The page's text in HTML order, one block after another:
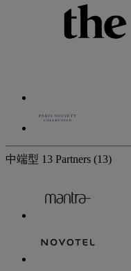
中端型 13 Partners (13)